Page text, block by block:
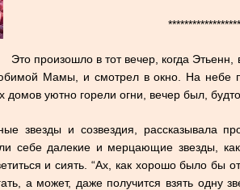
Это произошло в тот вечер, когда
Мамы, и смотрел в окно. На небе
домов уютно горели огни, вечер был,
звезды и созвездия, рассказывала
себе далекие и мерцающие звезды,
и сиять. “Ах, как хорошо было бы
а может, даже получится взять одну